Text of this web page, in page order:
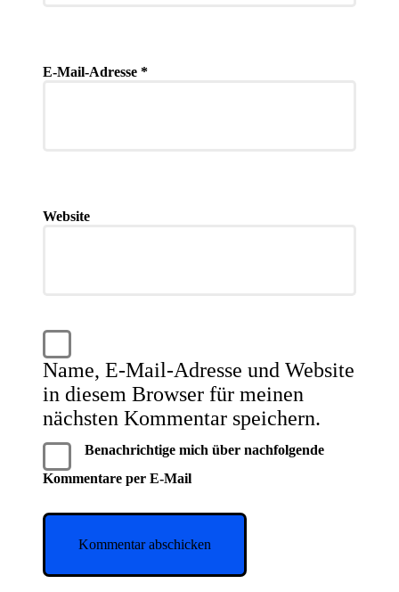
E-Mail-Adresse *
Website
Name, E-Mail-Adresse und Website
in diesem Browser für meinen
nächsten Kommentar speichern.
Benachrichtige mich über nachfolgende
Kommentare per E-Mail